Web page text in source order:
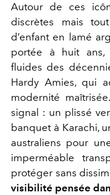
Autour de ces
discrètes mais
d’enfant en lamé
portée à huit ans,
fluides des
Hardy Amies, qui
modernité
signal : un plissé
banquet à Karachi,
australiens pour
imperméable
protéger sans
visibilité pensée